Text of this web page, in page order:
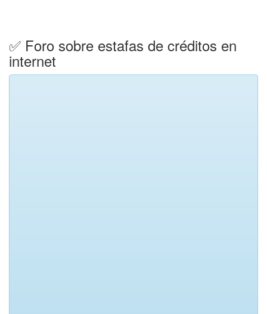
✅ Foro sobre estafas de créditos en
internet